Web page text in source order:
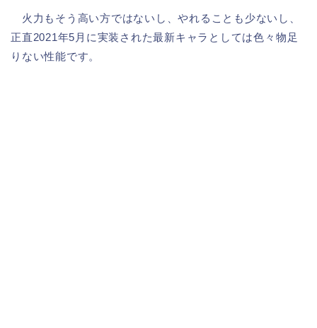
火力もそう高い方ではないし、やれることも少ないし、
正直2021年5月に実装された最新キャラとしては色々物足
りない性能です。